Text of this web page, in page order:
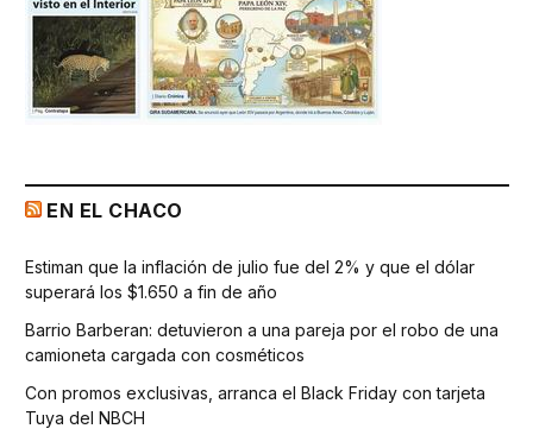
EN EL CHACO
Estiman que la inflación de julio fue del 2% y que el dólar
superará los $1.650 a fin de año
Barrio Barberan: detuvieron a una pareja por el robo de una
camioneta cargada con cosméticos
Con promos exclusivas, arranca el Black Friday con tarjeta
Tuya del NBCH